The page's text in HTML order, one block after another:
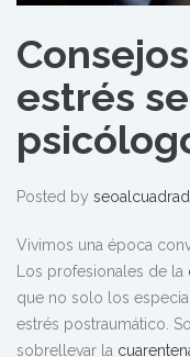
estrés
Posted by
Vivimos una época
Los profesionales de la
que no solo los
estrés postraumático.
sobrellevar la